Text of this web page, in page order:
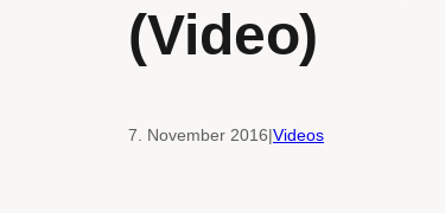
(Video)
7. November 2016|Videos